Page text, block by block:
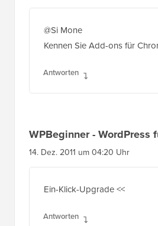
@Si Mone
Kennen Sie Add-ons für
Antworten
WPBeginner - WordPress
14. Dez. 2011 um 04:20 Uhr
Ein-Klick-Upgrade <<
Antworten